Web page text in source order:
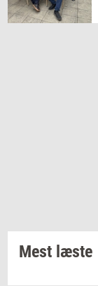
Mest læste